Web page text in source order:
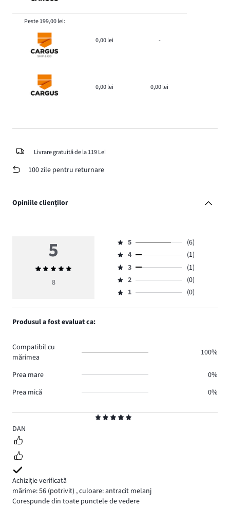
Peste 199,00 lei:
0,00 lei -
0,00 lei 0,00 lei
Livrare gratuită de la 119 Lei
100 zile pentru returnare
Opiniile clienților
5
DAN
Achiziție verificată
mărime: 56 (potrivit) ,culoare: antracit melanj
Corespunde din toate punctele de vedere
5
Evaluarea
medie
8
Evaluare
5,
numărul
de
voturi
6.
5
(6)
Evaluare
4,
numărul
de
1.
4
(1)
Evaluare
3,
numărul
3
(1)
Evaluare
2,
2
(0)
Evaluare
1,
1 (0)
Produsul a fost evaluat ca:
Compatibil cu
mărimea
100%
Prea mare
0%
Prea mică
0%